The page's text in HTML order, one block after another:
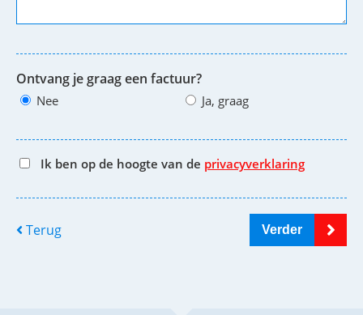
Ontvang je graag een factuur?
Nee Ja, graag
Ik ben op de hoogte van de privacyverklaring
Terug Verder